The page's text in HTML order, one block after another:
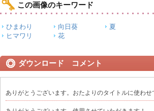
この画像のキーワード
ひまわり 向日葵 夏
ヒマワリ
花
ダウンロード コメント
ありがとうございます。おたよりのタイトルに使わせ